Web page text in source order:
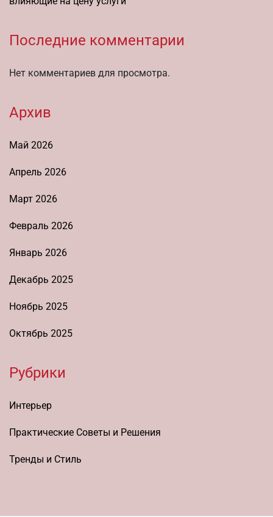
Последние комментарии
Нет комментариев для просмотра.
Архив
Май 2026
Апрель 2026
Март 2026
Февраль 2026
Январь 2026
Декабрь 2025
Ноябрь 2025
Октябрь 2025
Рубрики
Интерьер
Практические Советы и Решения
Тренды и Стиль